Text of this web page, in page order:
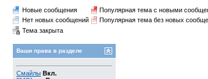
Новые сообщения
Популярная тема с новыми
Нет новых сообщений
Популярная тема без новых
Тема закрыта
Ваши права в разделе
Смайлы Вкл.